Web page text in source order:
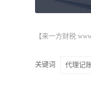
【来一方财税
关键词 代理记